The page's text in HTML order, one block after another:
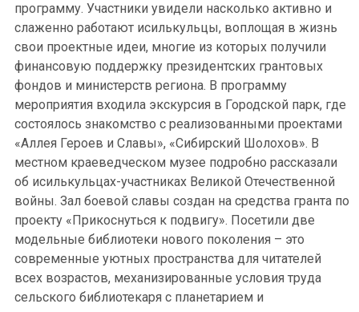
программу. Участники увидели насколько активно и
слаженно работают исилькульцы, воплощая в жизнь
свои проектные идеи, многие из которых получили
финансовую поддержку президентских грантовых
фондов и министерств региона. В программу
мероприятия входила экскурсия в Городской парк, где
состоялось знакомство с реализованными проектами
«Аллея Героев и Славы», «Сибирский Шолохов». В
местном краеведческом музее подробно рассказали
об исилькульцах-участниках Великой Отечественной
войны. Зал боевой славы создан на средства гранта по
проекту «Прикоснуться к подвигу». Посетили две
модельные библиотеки нового поколения – это
современные уютных пространства для читателей
всех возрастов, механизированные условия труда
сельского библиотекаря с планетарием и